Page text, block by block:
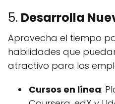
5. Desarrolla
Aprovecha el tiempo
habilidades que
atractivo para los
Cursos en línea: